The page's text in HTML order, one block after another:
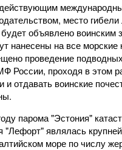
действующим
место гибели
объявлено воинским
нанесены на все морские
проведение
России, проходя в этом
и отдавать воинские
парома "Эстония"
"Лефорт" являлась
море по числу